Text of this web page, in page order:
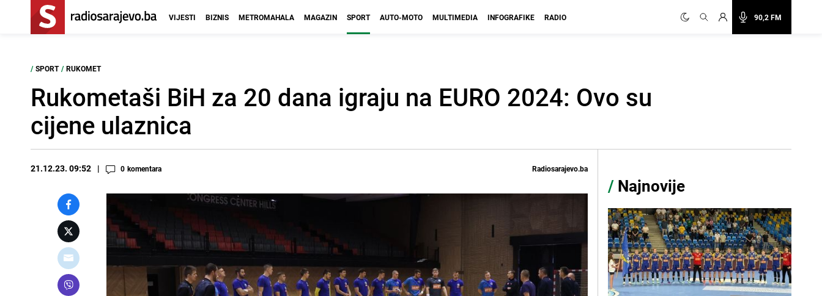
90,2 FM
VIJESTI BIZNIS METROMAHALA MAGAZIN SPORT AUTO-MOTO MULTIMEDIA INFOGRAFIKE RADIO
/ SPORT / RUKOMET
Rukometaši BiH za 20 dana igraju na EURO 2024: Ovo su
cijene ulaznica
21.12.23. 09:52 0 komentara Radiosarajevo.ba
/ Najnovije